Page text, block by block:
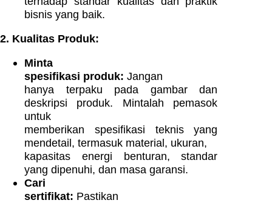
bisnis yang baik.
2. Kualitas Produk:
Minta
spesifikasi produk: Jangan
hanya terpaku pada gambar dan
deskripsi produk. Mintalah pemasok
untuk
memberikan spesifikasi teknis yang
mendetail, termasuk material, ukuran,
kapasitas energi benturan, standar
yang dipenuhi, dan masa garansi.
Cari
sertifikat: Pastikan